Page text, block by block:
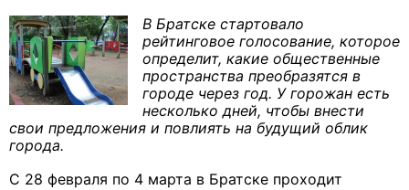
В Братске стартовало
рейтинговое голосование, которое
определит, какие общественные
пространства преобразятся в
городе через год. У горожан есть
несколько дней, чтобы внести
свои предложения и повлиять на будущий облик
города.
С 28 февраля по 4 марта в Братске проходит